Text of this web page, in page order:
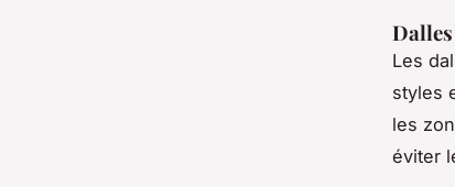
Les
styles
les
éviter